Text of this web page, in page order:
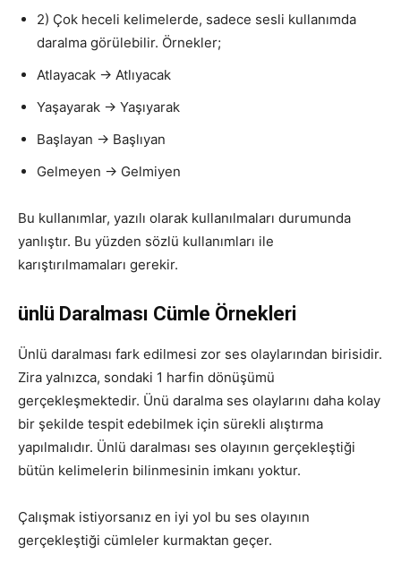
2) Çok heceli kelimelerde, sadece sesli kullanımda
daralma görülebilir. Örnekler;
Atlayacak → Atlıyacak
Yaşayarak → Yaşıyarak
Başlayan → Başlıyan
Gelmeyen → Gelmiyen
Bu kullanımlar, yazılı olarak kullanılmaları durumunda
yanlıştır. Bu yüzden sözlü kullanımları ile
karıştırılmamaları gerekir.
ünlü Daralması Cümle Örnekleri
Ünlü daralması fark edilmesi zor ses olaylarından birisidir.
Zira yalnızca, sondaki 1 harfin dönüşümü
gerçekleşmektedir. Ünü daralma ses olaylarını daha kolay
bir şekilde tespit edebilmek için sürekli alıştırma
yapılmalıdır. Ünlü daralması ses olayının gerçekleştiği
bütün kelimelerin bilinmesinin imkanı yoktur.
Çalışmak istiyorsanız en iyi yol bu ses olayının
gerçekleştiği cümleler kurmaktan geçer.